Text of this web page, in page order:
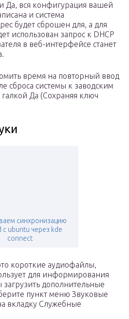
Да, вся конфигурация вашей
и система
будет сброшен для, а для
использован запрос к DHCP
в веб-интерфейсе станет
время на повторный ввод
сброса системы к заводским
галкой Да (Сохраняя ключ
синхронизацию
с ubuntu через kde
connect
короткие аудиофайлы,
для информирования
загрузить дополнительные
пункт меню Звуковые
вкладку Служебные